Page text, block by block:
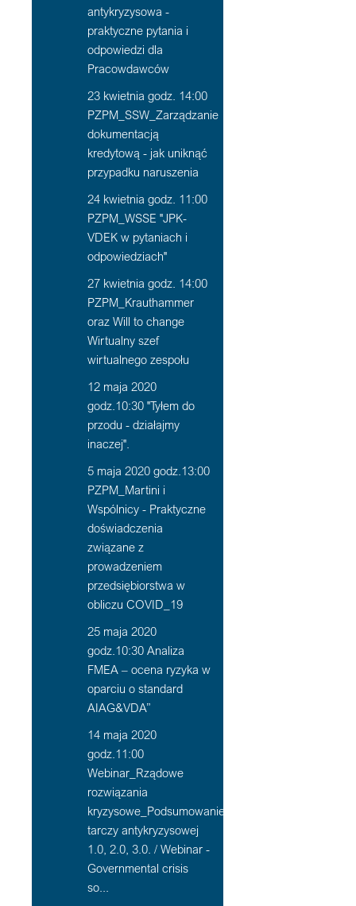
antykryzysowa -
praktyczne pytania i
odpowiedzi dla
Pracowdawców
23 kwietnia godz. 14:00
PZPM_SSW_Zarządzanie
dokumentacją
kredytową - jak uniknąć
przypadku naruszenia
24 kwietnia godz. 11:00
PZPM_WSSE "JPK-
VDEK w pytaniach i
odpowiedziach"
27 kwietnia godz. 14:00
PZPM_Krauthammer
oraz Will to change
Wirtualny szef
wirtualnego zespołu
12 maja 2020
godz.10:30 "Tyłem do
przodu - działajmy
inaczej".
5 maja 2020 godz.13:00
PZPM_Martini i
Wspólnicy - Praktyczne
doświadczenia
związane z
prowadzeniem
przedsiębiorstwa w
obliczu COVID_19
25 maja 2020
godz.10:30 Analiza
FMEA – ocena ryzyka w
oparciu o standard
AIAG&VDA”
14 maja 2020
godz.11:00
Webinar_Rządowe
rozwiązania
kryzysowe_Podsumowanie
tarczy antykryzysowej
1.0, 2.0, 3.0. / Webinar -
Governmental crisis
so...